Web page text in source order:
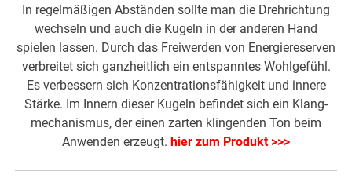
In regelmäßigen Abständen sollte man die Drehrichtung
wechseln und auch die Kugeln in der anderen Hand
spielen lassen. Durch das Freiwerden von Energiereserven
verbreitet sich ganzheitlich ein entspanntes Wohlgefühl.
Es verbessern sich Konzentra­tionsfähigkeit und innere
Stärke. Im Innern dieser Kugeln befindet sich ein Klang­
mechanismus, der einen zarten klingenden Ton beim
Anwenden erzeugt. hier zum Produkt >>>